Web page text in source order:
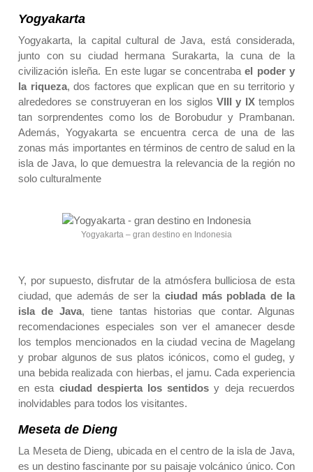
Yogyakarta
Yogyakarta, la capital cultural de Java, está considerada,
junto con su ciudad hermana Surakarta, la cuna de la
civilización isleña. En este lugar se concentrabael poder y
la riqueza, dos factores que explican que en su territorio y
alrededores se construyeran en los siglos VIII y IXtemplos
tan sorprendentes como los de Borobudur y Prambanan.
Además, Yogyakarta se encuentra cerca de una de las
zonas más importantes en términos decentro de salud en la
isla de Java, lo que demuestra la relevancia de la región no
solo culturalmente
Yogyakarta – gran destino en Indonesia
Y, por supuesto, disfrutar de la atmósfera bulliciosa de esta
ciudad, que además de ser la ciudad más poblada de la
isla de Java, tiene tantas historias que contar. Algunas
recomendaciones especiales son ver el amanecer desde
los templos mencionados en la ciudad vecina de Magelang
y probar algunos de sus platos icónicos, como el gudeg, y
una bebida realizada con hierbas, el jamu. Cada experiencia
en esta ciudad despierta los sentidos y deja recuerdos
inolvidables para todos los visitantes.
Meseta de Dieng
La Meseta de Dieng, ubicada en el centro de la isla de Java,
es un destino fascinante por su paisaje volcánico único. Con